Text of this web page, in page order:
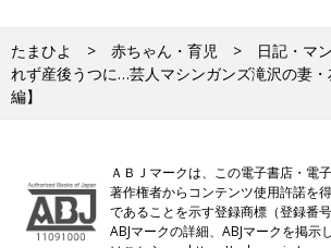
たまひよ 赤ちゃん・育児 日記・マ
れず産後うつに…芸人マシンガンズ滝沢の妻
編】
ＡＢＪマークは、この電子書店・電
著作権者からコンテンツ使用許諾を
であることを示す登録商標（登録番
ABJマークの詳細、ABJマークを掲示